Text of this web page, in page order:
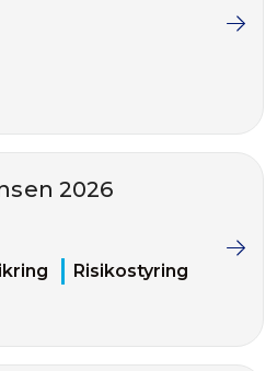
2026
Risikostyring